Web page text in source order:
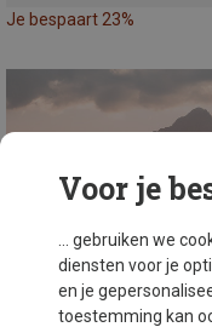
Je bespaart 23%
Voor je
... gebruiken we
diensten voor je
en je
toestemming kan